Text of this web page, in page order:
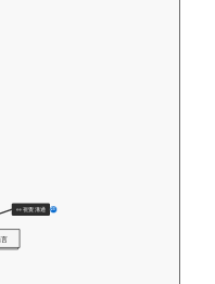
👀 視覺溝通 23
言